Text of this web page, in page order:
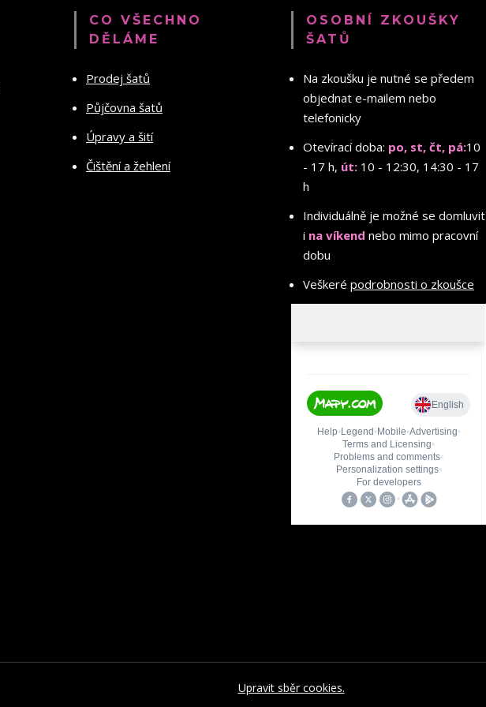
CO VŠECHNO
DĚLÁME
Prodej šatů
Půjčovna šatů
Úpravy a šití
Čištění a žehlení
OSOBNÍ ZKOUŠKY
ŠATŮ
Na zkoušku je nutné se předem
objednat e-mailem nebo
telefonicky
Otevírací doba: po, st, čt, pá:10
- 17 h, út: 10 - 12:30, 14:30 - 17
h
Individuálně je možné se domluvit
i na víkend nebo mimo pracovní
dobu
Veškeré podrobnosti o zkoušce
Upravit sběr cookies.